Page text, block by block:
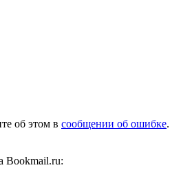
об этом в сообщении об ошибке.
Bookmail.ru: